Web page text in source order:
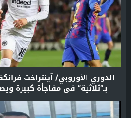
الدوري الأوروبي/ آينتراخت
بـ”ثلاثية” في مفاجأة كبيرة